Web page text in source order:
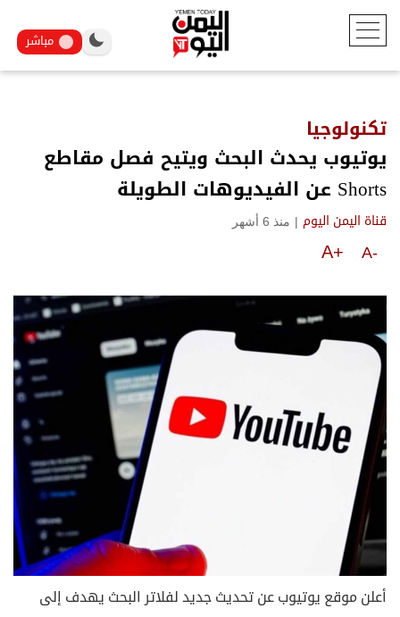
مباشر
تكنولوجيا
يوتيوب يحدث البحث ويتيح فصل مقاطع
Shorts عن الفيديوهات الطويلة
قناة اليمن اليوم | منذ 6 أشهر
A-
A+
أعلن موقع يوتيوب عن تحديث جديد لفلاتر البحث يهدف إلى